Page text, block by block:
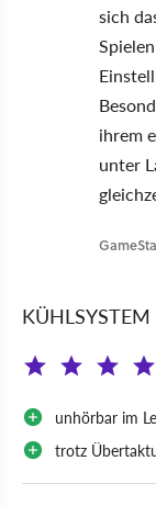
sich
ihrem
unter
KÜHLSYSTEM
unhörbar im
trotz